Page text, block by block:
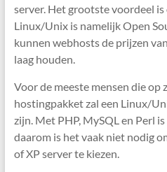
server. Het grootste voordeel
Linux/Unix is namelijk Open
kunnen webhosts de prijzen
laag houden.
Voor de meeste mensen die op
hostingpakket zal een Linux/
zijn. Met PHP, MySQL en Perl
daarom is het vaak niet nodig
of XP server te kiezen.